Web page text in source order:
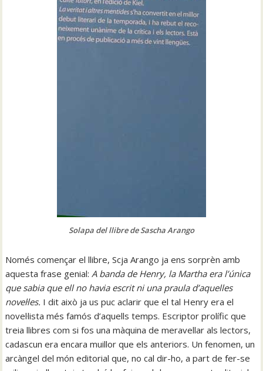
Solapa del llibre de Sascha Arango
Només començar el llibre, Scja Arango ja ens sorprèn amb
aquesta frase genial:A banda de Henry, la Martha era l’única
que sabia que ell no havia escrit ni una praula d’aquelles
novel·les. I dit això ja us puc aclarir que el tal Henry era el
novel·lista més famós d’aquells temps. Escriptor prolífic que
treia llibres com si fos una màquina de meravellar als lectors,
cadascun era encara muillor que els anteriors. Un fenomen, un
arcàngel del món editorial que, no cal dir-ho, a part de fer-se